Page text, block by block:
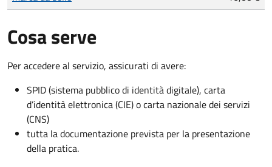
Cosa serve
Per accedere al servizio, assicurati di avere:
SPID (sistema pubblico di identità digitale), carta
d’identità elettronica (CIE) o carta nazionale dei servizi
(CNS)
tutta la documentazione prevista per la presentazione
della pratica.